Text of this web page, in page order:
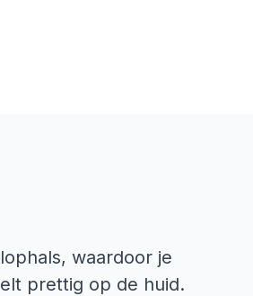
waardoor je
prettig op de huid.